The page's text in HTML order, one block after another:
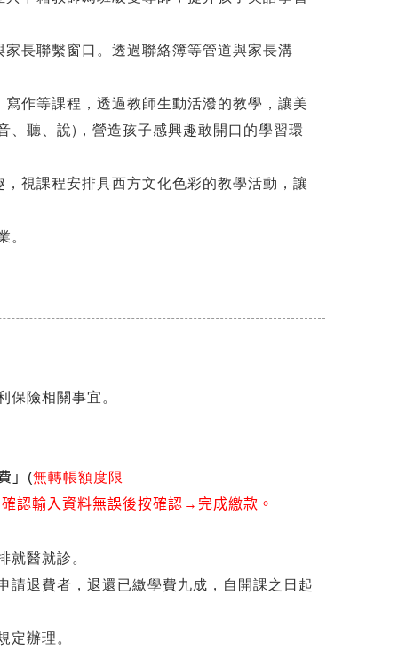
長聯繫窗口。透過聯絡簿等管道與家長溝
作等課程，透過教師生動活潑的教學，讓美
、聽、說)，營造孩子感興趣敢開口的學習環
視課程安排具西方文化色彩的教學活動，讓
險相關事宜。
」(無轉帳額度限
認輸入資料無誤後按確認 →完成繳款。
醫就診。
退費者，退還已繳學費九成，自開課之日起
辦理。